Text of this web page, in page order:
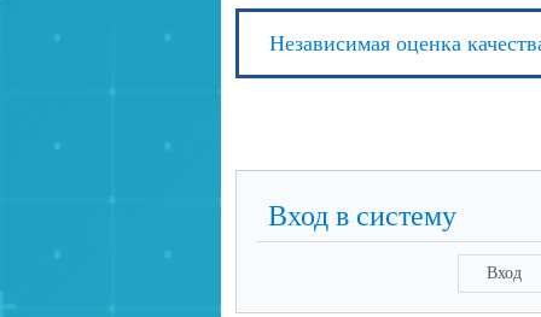
Независимая оценка
Вход в систему
Вход